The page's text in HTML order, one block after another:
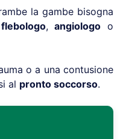
la gambe bisogna
flebologo,angiologo o
o a una contusione
al pronto soccorso.